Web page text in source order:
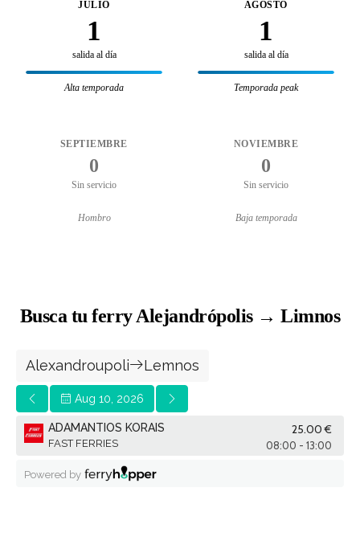
JULIO
1
salida al día
Alta temporada
AGOSTO
1
salida al día
Temporada peak
SEPTIEMBRE
0
Sin servicio
Hombro
NOVIEMBRE
0
Sin servicio
Baja temporada
Busca tu ferry Alejandrópolis → Limnos